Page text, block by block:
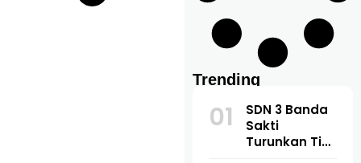
Trending
01
SDN 3 Banda
Sakti
Turunkan Tim